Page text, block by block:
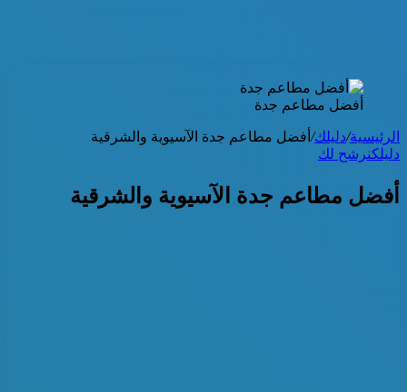
أفضل مطاعم جدة
الرئيسية/دليلك/ أفضل مطاعم جدة الآسيوية والشرقية
دليلكنرشح لك
أفضل مطاعم جدة الآسيوية والشرقية